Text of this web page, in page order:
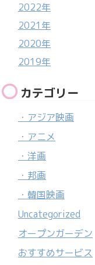
2022年
2021年
2020年
2019年
カテゴリー
・アジア映画
・アニメ
・洋画
・邦画
・韓国映画
Uncategorized
オープンガーデン
おすすめサービス